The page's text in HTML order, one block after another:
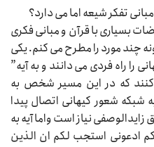
تفکر شیعه اما می دارد؟
بسیاری با قرآن و مبانی فکری
چند مورد را مطرح می کنم. یکی
را راه فردی می دانند و به آیه”
که در این مسیر شخص به
شعور کیهانی اتصال پیدا
نیاز است واما آیه به
ادعونی استجب لکم ان الذین